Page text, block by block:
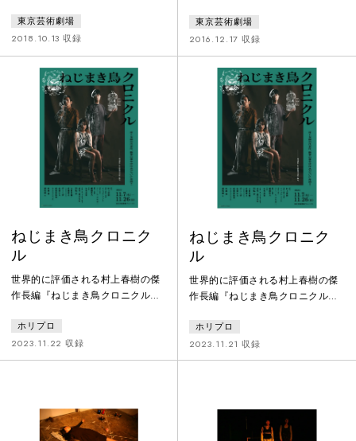
ついて表現という、それ自体が許
されない時代が現在。訪れるかも
しれない気配がするのだもしかし
たら、なんにもないかもしれない
外側へ。内側のいろいろを置き去
りにして町に点在する作品という
名の場所と時間にどうしてそこに
ひとは辿りつくのだろうかそして
なぜそこに立ち止まろうとするの
か所詮、そこはだれかがつくった
場所と時間
東京芸術劇場
2018.10.13 収録
あの風景が広がっていて、そこに
は名前のない自分が、名前のない
誰かが立ち尽くしている。彼らは
なにかに押しつぶされそうな表情
をしているけれど、それでも限ら
れた時間を、そしてあらかじめ決
められたような空間を、全力で走
っている。現在のぼくは、それは
なぜなのか、知っている。でもあ
のころのぼくは、それがなんなの
か、なに
東京芸術劇場
2016.12.17 収録
ねじまき鳥クロニク
ル
世界的に評価される村上春樹の傑
作長編『ねじまき鳥クロニクル』
ピントと気鋭のアミール・クリガ
ーの演出、アミールと演劇界の俊
英 藤田貴大の脚本で舞台化し、音
公演期間の短縮を余儀なくされた
伝説のステージが待望の再演。
ホリプロ
2023.11.22 収録
ねじまき鳥クロニク
ル
世界的に評価される村上春樹の傑
作長編『ねじまき鳥クロニクル』
ピントと気鋭のアミール・クリガ
ーの演出、アミールと演劇界の俊
英 藤田貴大の脚本で舞台化し、音
公演期間の短縮を余儀なくされた
伝説のステージが待望の再演。
ホリプロ
2023.11.21 収録